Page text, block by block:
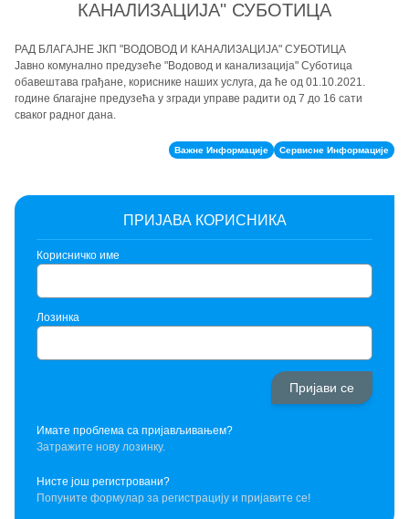
КАНАЛИЗАЦИЈА" СУБОТИЦА
РАД БЛАГАЈНЕ ЈКП "ВОДОВОД И КАНАЛИЗАЦИЈА" СУБОТИЦА
Јавно комунално предузеће "Водовод и канализација" Суботица
обавештава грађане, кориснике наших услуга, да ће од 01.10.2021.
године благајне предузећа у згради управе радити од 7 до 16 сати
сваког радног дана.
Важне Информације Сервисне Информације
ПРИЈАВА КОРИСНИКА
Корисничко име
Лозинка
Имате проблема са пријављивањем?
Затражите нову лозинку.
Нисте још регистровани?
Попуните формулар за регистрацију и пријавите се!